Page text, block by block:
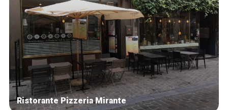
Ristorante Pizzeria Mirante